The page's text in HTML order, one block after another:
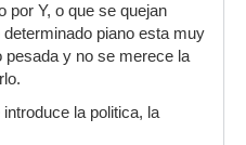
por Y, o que se quejan
piano esta muy
pesada y no se merece la
la politica, la